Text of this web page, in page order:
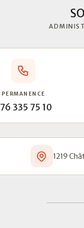
PERMANENCE
335 75 10
1219